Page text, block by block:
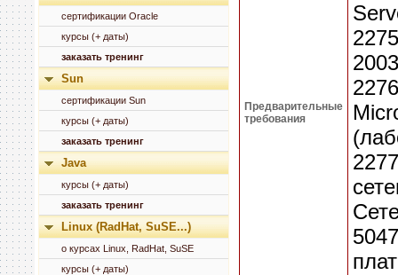
сертификации Oracle
курсы (+ даты)
заказать тренинг
Sun
сертификации Sun
курсы (+ даты)
заказать тренинг
Java
курсы (+ даты)
заказать тренинг
Linux (RadHat, SuSE...)
о курсах Linux, RadHat, SuSE
курсы (+ даты)
Предварительные
требования